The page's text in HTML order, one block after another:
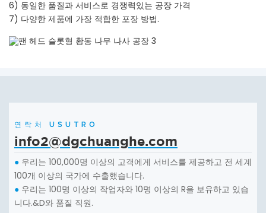
6) 동일한 품질과 서비스로 경쟁력있는 공장 가격
7) 다양한 제품에 가장 적합한 포장 방법.
연락처 USUTRO
info2@dgchuanghe.com
● 우리는 100,000명 이상의 고객에게 서비스를 제공하고 전 세계
100개 이상의 국가에 수출했습니다.
● 우리는 100명 이상의 작업자와 10명 이상의 R을 보유하고 있습
니다.&D와 품질 직원.